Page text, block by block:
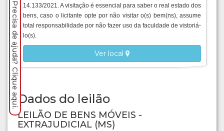
14.133/2021. A visitação é essencial para saber o real estado dos
bens, caso o licitante opte por não visitar o(s) bem(ns), assume
total responsabilidade por não fazer uso da faculdade de vistoriá-
lo(s).
Ver local
Dados do leilão
LEILÃO DE BENS MÓVEIS -
EXTRAJUDICIAL (MS)
Precisa de ajuda? Clique aqui.